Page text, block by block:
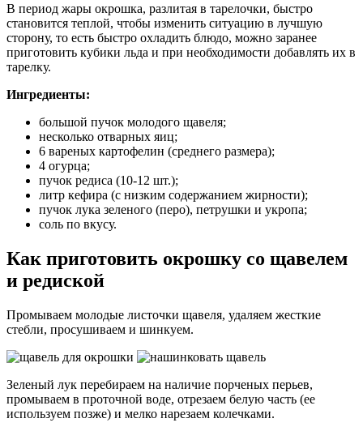
В период жары окрошка, разлитая в тарелочки, быстро
становится теплой, чтобы изменить ситуацию в лучшую
сторону, то есть быстро охладить блюдо, можно заранее
приготовить кубики льда и при необходимости добавлять их в
тарелку.
Ингредиенты:
большой пучок молодого щавеля;
несколько отварных яиц;
6 вареных картофелин (среднего размера);
4 огурца;
пучок редиса (10-12 шт.);
литр кефира (с низким содержанием жирности);
пучок лука зеленого (перо), петрушки и укропа;
соль по вкусу.
Как приготовить окрошку со щавелем
и редиской
Промываем молодые листочки щавеля, удаляем жесткие
стебли, просушиваем и шинкуем.
Зеленый лук перебираем на наличие порченых перьев,
промываем в проточной воде, отрезаем белую часть (ее
используем позже) и мелко нарезаем колечками.